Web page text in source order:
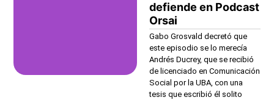
defiende en Podcast
Orsai
Gabo Grosvald decretó que
este episodio se lo merecía
Andrés Ducrey, que se recibió
de licenciado en Comunicación
Social por la UBA, con una
tesis que escribió él solito